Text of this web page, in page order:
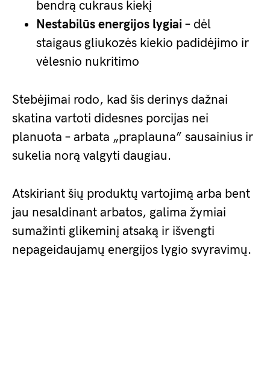
bendrą cukraus kiekį
Nestabilūs energijos lygiai – dėl
staigaus gliukozės kiekio padidėjimo ir
vėlesnio nukritimo
Stebėjimai rodo, kad šis derinys dažnai
skatina vartoti didesnes porcijas nei
planuota – arbata „praplauna” sausainius ir
sukelia norą valgyti daugiau.
Atskiriant šių produktų vartojimą arba bent
jau nesaldinant arbatos, galima žymiai
sumažinti glikeminį atsaką ir išvengti
nepageidaujamų energijos lygio svyravimų.